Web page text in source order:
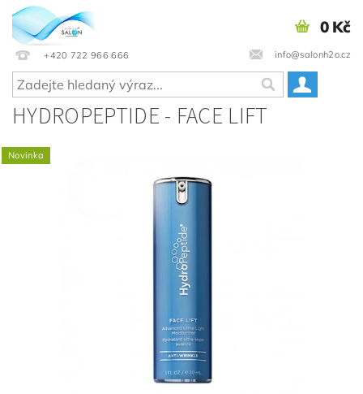
+420 722 966 666 info@salonh2o.cz
0 Kč
HYDROPEPTIDE - FACE LIFT
Novinka